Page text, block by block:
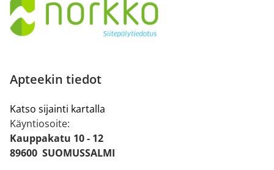
Apteekin tiedot
Katso sijainti kartalla
Käyntiosoite:
Kauppakatu 10 - 12
89600 SUOMUSSALMI